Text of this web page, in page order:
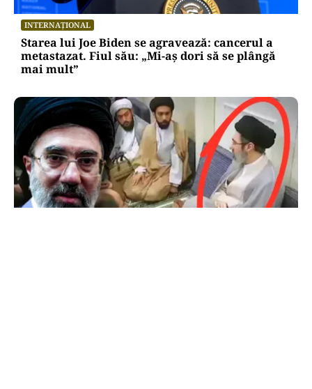
INTERNAȚIONAL
Starea lui Joe Biden se agravează: cancerul a
metastazat. Fiul său: „Mi-aș dori să se plângă
mai mult”